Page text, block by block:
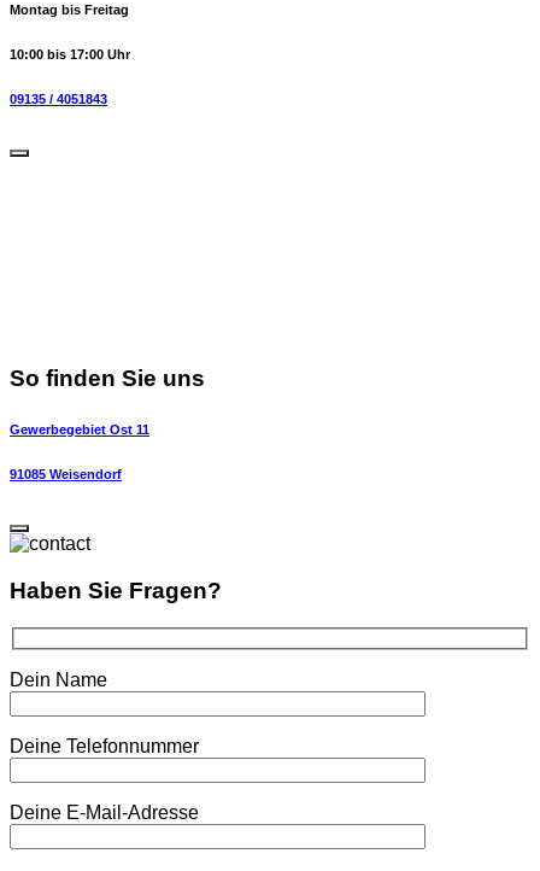
Montag bis Freitag
10:00 bis 17:00 Uhr
09135 / 4051843
So finden Sie uns
Gewerbegebiet Ost 11
91085 Weisendorf
Haben Sie Fragen?
Dein Name
Deine Telefonnummer
Deine E-Mail-Adresse